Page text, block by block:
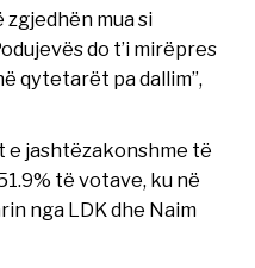
zgjedhën mua si
do t’i mirëpres
qytetarët pa dallim”,
e jashtëzakonshme të
të votave, ku në
nga LDK dhe Naim